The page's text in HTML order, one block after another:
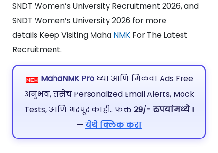
SNDT Women’s University Recruitment 2026, and
SNDT Women’s University 2026 for more
details Keep Visiting Maha NMK For The Latest
Recruitment.
MahaNMK Proघ्या आणि मिळवा Ads Free
अनुभव, तसेच Personalized Email Alerts, Mock
Tests, आणि भरपूर काही.. फक्त29/- रुपयांमध्ये !
— येथे क्लिक करा